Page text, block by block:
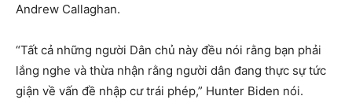
Andrew Callaghan.
“Tất cả những người Dân chủ này đều nói rằng bạn phải
lắng nghe và thừa nhận rằng người dân đang thực sự tức
giận về vấn đề nhập cư trái phép,” Hunter Biden nói.